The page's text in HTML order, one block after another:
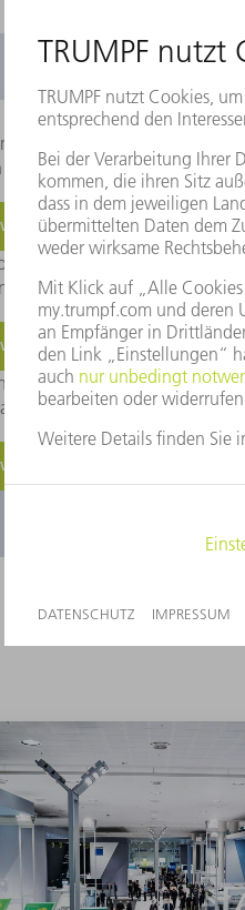
Kundenanwendungen
Entwicklungsprojekten als
Konstruktion
modellieren Sie
pflegen darüber hinaus
bereiten Sie Tests vor und
mit den Lieferanten und